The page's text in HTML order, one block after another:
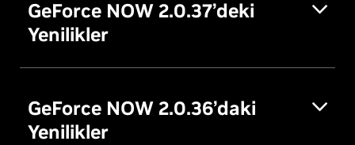
GeForce NOW 2.0.37’deki
Yenilikler
GeForce NOW 2.0.36’daki
Yenilikler